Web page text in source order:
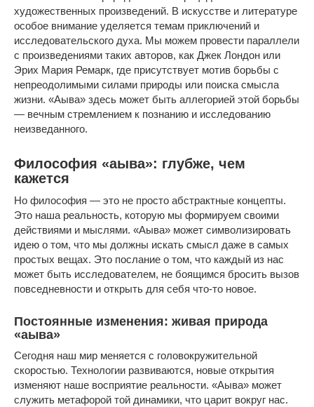
художественных произведений. В искусстве и литературе
особое внимание уделяется темам приключений и
исследовательского духа. Мы можем провести параллели
с произведениями таких авторов, как Джек Лондон или
Эрих Мария Ремарк, где присутствует мотив борьбы с
непреодолимыми силами природы или поиска смысла
жизни. «Аыва» здесь может быть аллегорией этой борьбы
— вечным стремлением к познанию и исследованию
неизведанного.
Философия «аыва»: глубже, чем
кажется
Но философия — это не просто абстрактные концепты.
Это наша реальность, которую мы формируем своими
действиями и мыслями. «Аыва» может символизировать
идею о том, что мы должны искать смысл даже в самых
простых вещах. Это послание о том, что каждый из нас
может быть исследователем, не боящимся бросить вызов
повседневности и открыть для себя что-то новое.
Постоянные изменения: живая природа
«аыва»
Сегодня наш мир меняется с головокружительной
скоростью. Технологии развиваются, новые открытия
изменяют наше восприятие реальности. «Аыва» может
служить метафорой той динамики, что царит вокруг нас.